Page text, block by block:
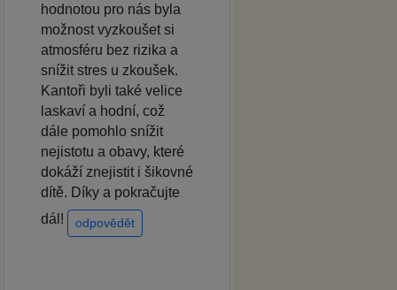
hodnotou pro nás byla
možnost vyzkoušet si
atmosféru bez rizika a
snížit stres u zkoušek.
Kantoři byli také velice
laskaví a hodní, což
dále pomohlo snížit
nejistotu a obavy, které
dokáží znejistit i šikovné
dítě. Díky a pokračujte
dál!
odpovědět